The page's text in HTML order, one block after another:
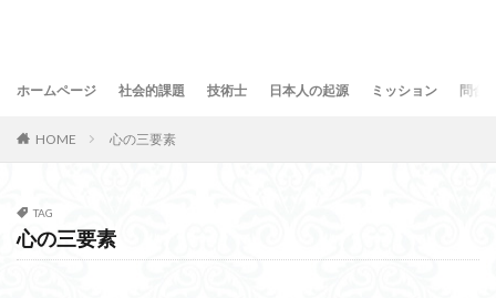
ホームページ 社会的課題 技術士 日本人の起源 ミッション 問合
HOME 心の三要素
TAG
心の三要素